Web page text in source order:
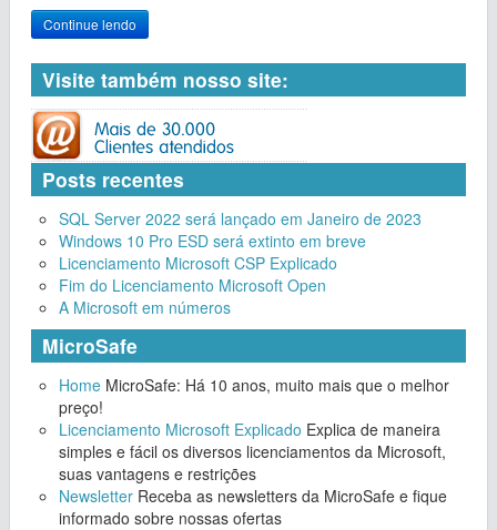
Continue lendo
Visite também nosso site:
Posts recentes
SQL Server 2022 será lançado em Janeiro de 2023
Windows 10 Pro ESD será extinto em breve
Licenciamento Microsoft CSP Explicado
Fim do Licenciamento Microsoft Open
A Microsoft em números
MicroSafe
Home MicroSafe: Há 10 anos, muito mais que o melhor
preço!
Licenciamento Microsoft Explicado Explica de maneira
simples e fácil os diversos licenciamentos da Microsoft,
suas vantagens e restrições
Newsletter Receba as newsletters da MicroSafe e fique
informado sobre nossas ofertas